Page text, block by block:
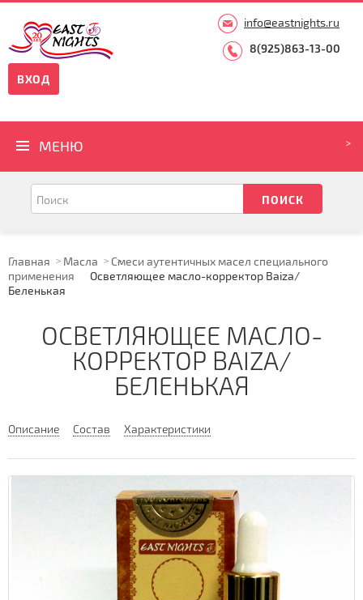
info@eastnights.ru
8(925)863-13-00
ВХОД
МЕНЮ
Главная Масла
Смеси аутентичных масел специального
применения
Осветляющее масло-корректор Baiza/
Беленькая
ОСВЕТЛЯЮЩЕЕ МАСЛО-
КОРРЕКТОР BAIZA/
БЕЛЕНЬКАЯ
Описание Состав Характеристики